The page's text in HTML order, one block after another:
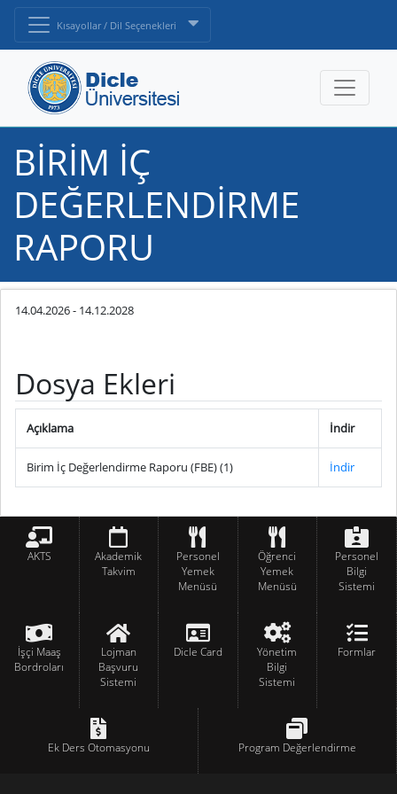
Kısayollar / Dil Seçenekleri
BİRİM İÇ
DEĞERLENDİRME
RAPORU
14.04.2026- 14.12.2028
Dosya Ekleri
Açıklama İndir
Birim İç Değerlendirme Raporu (FBE) (1) İndir
AKTS
Akademik
Takvim
Personel
Yemek
Menüsü
Öğrenci
Yemek
Menüsü
Personel
Bilgi
Sistemi
İşçi Maaş
Bordroları
Lojman
Başvuru
Sistemi
Dicle Card
Yönetim
Bilgi
Sistemi
Formlar
Ek Ders Otomasyonu Program Değerlendirme